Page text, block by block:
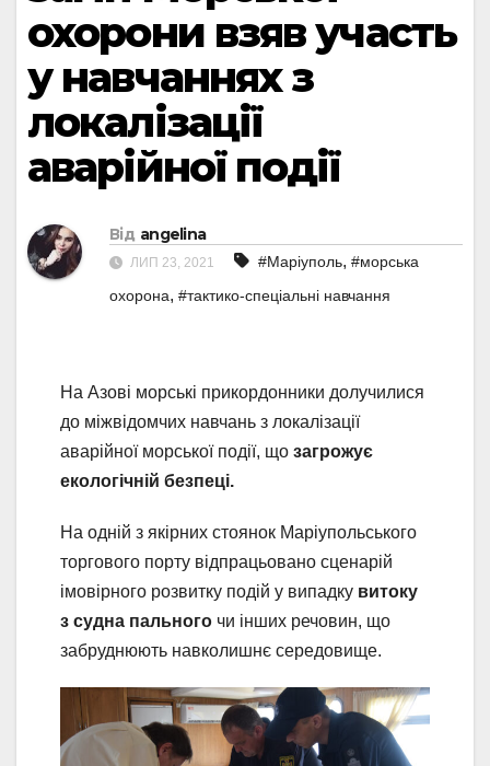
охорони взяв участь
у навчаннях з
локалізації
аварійної події
Від angelina
ЛИП 23, 2021 #Маріуполь, #морська
охорона, #тактико-спеціальні навчання
На Азові морські прикордонники долучилися
до міжвідомчих навчань з локалізації
аварійної морської події, що загрожує
екологічній безпеці.
На одній з якірних стоянок Маріупольського
торгового порту відпрацьовано сценарій
імовірного розвитку подій у випадку витоку
з судна пального чи інших речовин, що
забруднюють навколишнє середовище.